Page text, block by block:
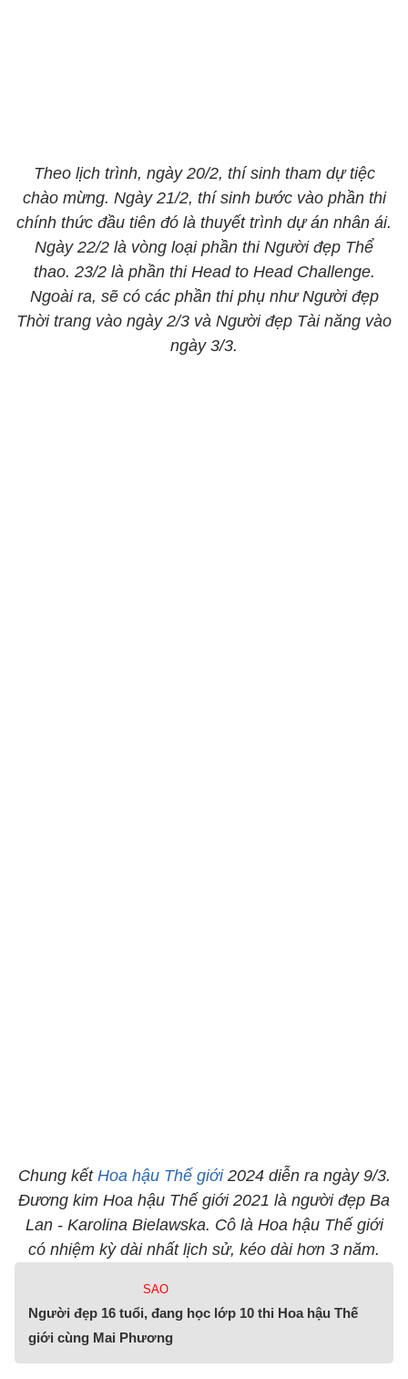
Theo lịch trình, ngày 20/2, thí sinh tham dự tiệc
chào mừng. Ngày 21/2, thí sinh bước vào phần thi
chính thức đầu tiên đó là thuyết trình dự án nhân ái.
Ngày 22/2 là vòng loại phần thi Người đẹp Thể
thao. 23/2 là phần thi Head to Head Challenge.
Ngoài ra, sẽ có các phần thi phụ như Người đẹp
Thời trang vào ngày 2/3 và Người đẹp Tài năng vào
ngày 3/3.
Chung kết Hoa hậu Thế giới2024 diễn ra ngày 9/3.
Đương kim Hoa hậu Thế giới 2021 là người đẹp Ba
Lan - Karolina Bielawska. Cô là Hoa hậu Thế giới
có nhiệm kỳ dài nhất lịch sử, kéo dài hơn 3 năm.
SAO
Người đẹp 16 tuổi, đang học lớp 10 thi Hoa hậu Thế
giới cùng Mai Phương